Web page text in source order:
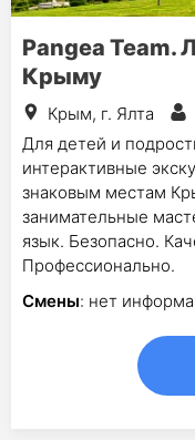
Pangea Team.
Крыму
Крым, г. Ялта
Для детей и
интерактивные
знаковым местам
занимательные
язык. Безопасно.
Профессионально.
Смены: нет